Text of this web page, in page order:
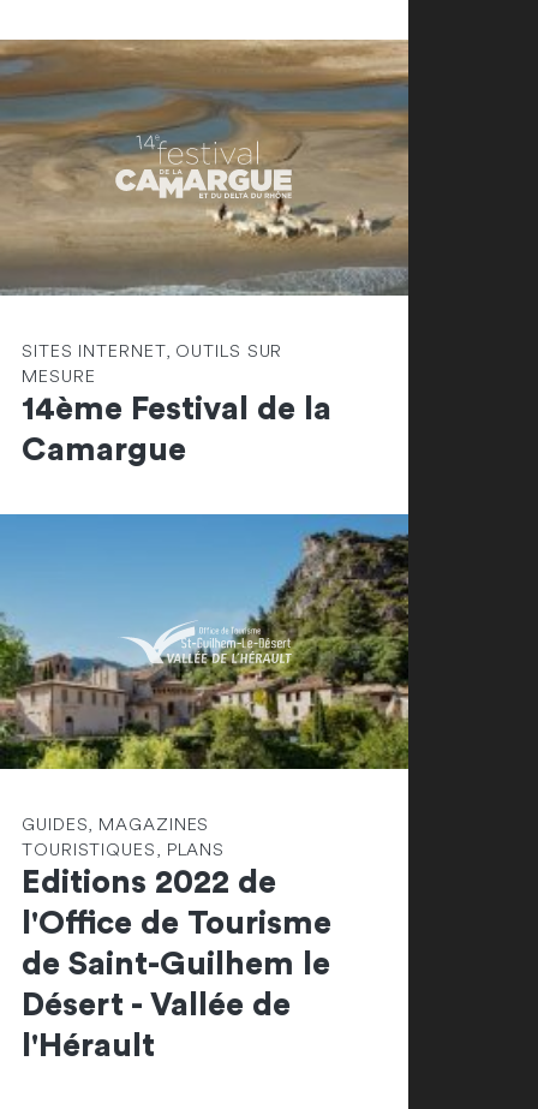
SITES INTERNET, OUTILS SUR
MESURE
14ème Festival de la
Camargue
GUIDES, MAGAZINES
TOURISTIQUES, PLANS
Editions 2022 de
l'Office de Tourisme
de Saint-Guilhem le
Désert - Vallée de
l'Hérault